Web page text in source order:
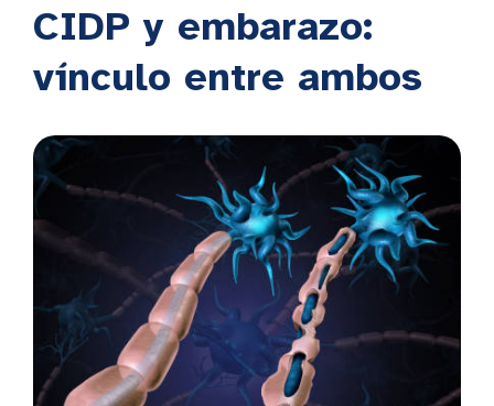
CIDP y embarazo:
vínculo entre ambos